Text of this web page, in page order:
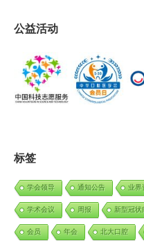
公益活动
标签
学会领导 通知公告 业界
学术会议 周报 新型冠状
会员 年会 北大口腔